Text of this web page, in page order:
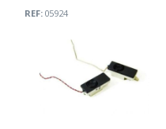
REF:05924